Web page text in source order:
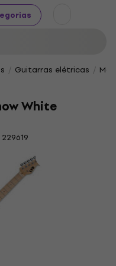
Guitarras elétricas
White
229619